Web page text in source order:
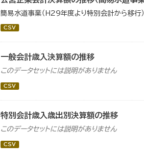
簡易水道事業（H29年度より特別会計から移行）
CSV
一般会計歳入決算額の推移
このデータセットには説明がありません
CSV
特別会計歳入歳出別決算額の推移
このデータセットには説明がありません
CSV